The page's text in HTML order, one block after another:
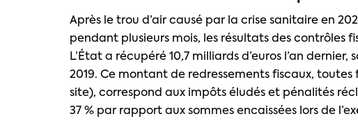
Après le trou d’air causé par la crise sanitaire en
pendant plusieurs mois, les résultats des contrôles
L’État a récupéré 10,7 milliards d’euros l’an
2019. Ce montant de redressements fiscaux, toutes
site), correspond aux impôts éludés et pénalités
37 % par rapport aux sommes encaissées lors de